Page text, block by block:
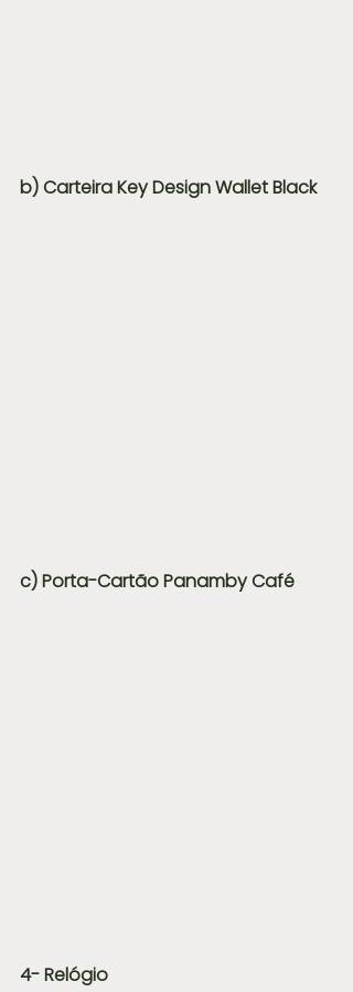
b) Carteira Key Design Wallet Black
c) Porta-Cartão Panamby Café
4- Relógio